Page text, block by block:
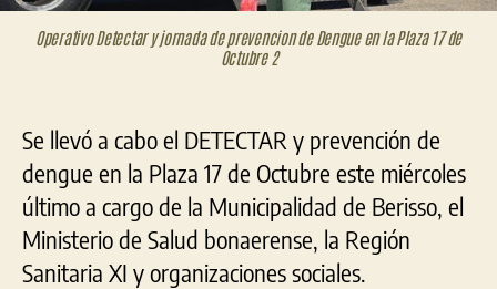
Operativo Detectar y jornada de prevencion de Dengue en la Plaza 17 de
Octubre 2
Se llevó a cabo el DETECTAR y prevención de
dengue en la Plaza 17 de Octubre este miércoles
último a cargo de la Municipalidad de Berisso, el
Ministerio de Salud bonaerense, la Región
Sanitaria XI y organizaciones sociales.